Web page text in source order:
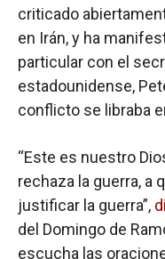
criticado
en Irán, y ha
particular con el
estadounidense,
conflicto se libraba
“Este es nuestro
rechaza la guerra, a
justificar la guerra”,
del Domingo de
escucha las